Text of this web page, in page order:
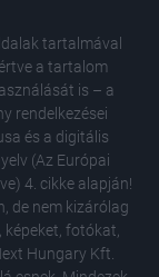
tartalmával
a tartalom
is – a
rendelkezései
és a digitális
(Az Európai
4. cikke alapján!
de nem kizárólag
fotókat,
Hungary Kft.